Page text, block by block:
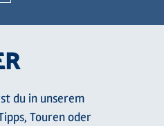
du in unserem
Touren oder